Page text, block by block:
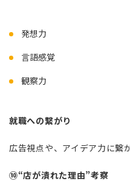
発想力
言語感覚
観察力
就職への繋がり
広告視点や、アイデア力に繋
⑩“店が潰れた理由”考察